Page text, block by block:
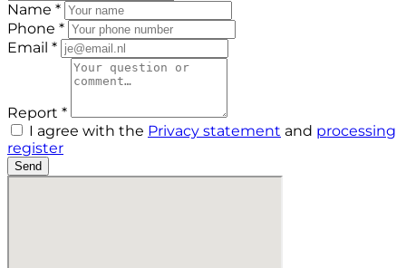
Name *
Phone *
Email *
Report *
I agree with the Privacy statement and processing
register
Send